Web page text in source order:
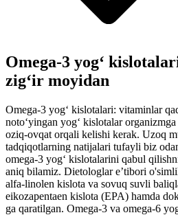
Omega-3 yogʻ
zigʻir moyidan
Omega-3 yogʻ kislotalari: vitaminlar
notoʻyingan yogʻ kislotalar
oziq-ovqat orqali kelishi kerak. Uzoq
tadqiqotlarning natijalari tufayli biz
omega-3 yogʻ kislotalarini qabul
aniq bilamiz. Dietologlar eʼtibori
alfa-linolen kislota va sovuq suvli
eikozapentaen kislota (EPA) hamda
ga qaratilgan. Omega-3 va omega-6